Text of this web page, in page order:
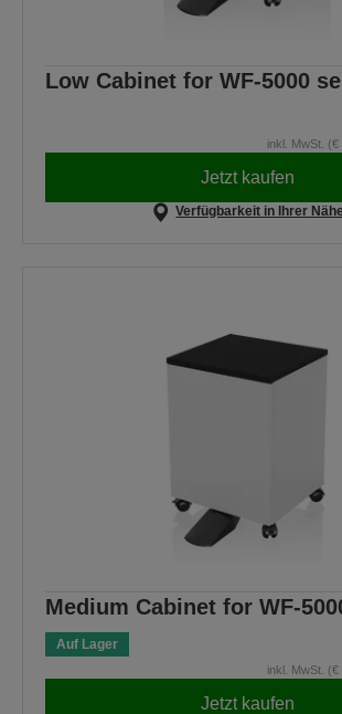
Low Cabinet for WF-5000
inkl. MwSt.
Jetzt kaufen
Verfügbarkeit in Ihrer Nähe
Medium Cabinet for WF-
Auf Lager
inkl. MwSt.
Jetzt kaufen